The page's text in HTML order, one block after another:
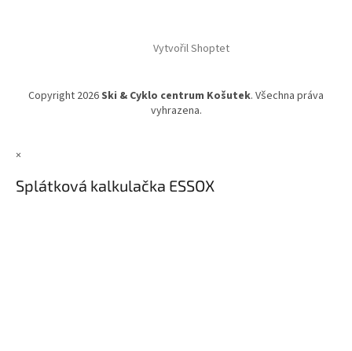
Vytvořil Shoptet
Copyright 2026Ski & Cyklo centrum Košutek. Všechna práva
vyhrazena.
×
Splátková kalkulačka ESSOX